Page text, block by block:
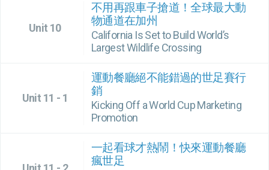
Unit 10
不用再跟車子搶道！全球最大動
物通道在加州
California Is Set to Build World’s
Largest Wildlife Crossing
Unit 11 - 1
運動餐廳絕不能錯過的世足賽行
銷
Kicking Off a World Cup Marketing
Promotion
一起看球才熱鬧！快來運動餐廳
瘋世足